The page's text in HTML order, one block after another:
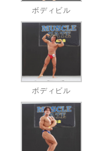
ボディビル
ボディビル